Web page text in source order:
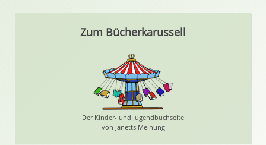
Zum Bücherkarussell
Der Kinder- und Jugendbuchseite
von Janetts Meinung